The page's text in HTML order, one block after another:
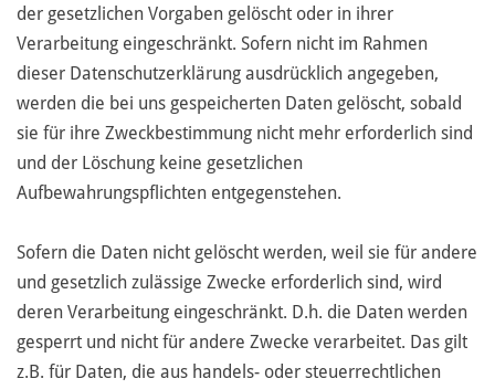
der gesetzlichen Vorgaben gelöscht oder in ihrer
Verarbeitung eingeschränkt. Sofern nicht im Rahmen
dieser Datenschutzerklärung ausdrücklich angegeben,
werden die bei uns gespeicherten Daten gelöscht, sobald
sie für ihre Zweckbestimmung nicht mehr erforderlich sind
und der Löschung keine gesetzlichen
Aufbewahrungspflichten entgegenstehen.
Sofern die Daten nicht gelöscht werden, weil sie für andere
und gesetzlich zulässige Zwecke erforderlich sind, wird
deren Verarbeitung eingeschränkt. D.h. die Daten werden
gesperrt und nicht für andere Zwecke verarbeitet. Das gilt
z.B. für Daten, die aus handels- oder steuerrechtlichen